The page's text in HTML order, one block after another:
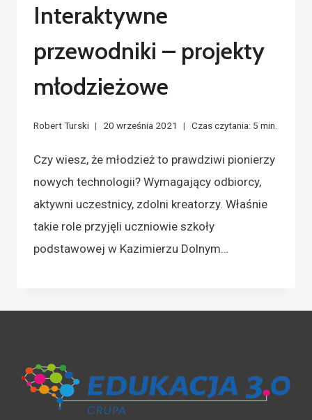
Interaktywne
przewodniki – projekty
młodzieżowe
Robert Turski 20 września 2021 Czas czytania: 5 min.
Czy wiesz, że młodzież to prawdziwi pionierzy
nowych technologii? Wymagający odbiorcy,
aktywni uczestnicy, zdolni kreatorzy. Właśnie
takie role przyjęli uczniowie szkoły
podstawowej w Kazimierzu Dolnym…